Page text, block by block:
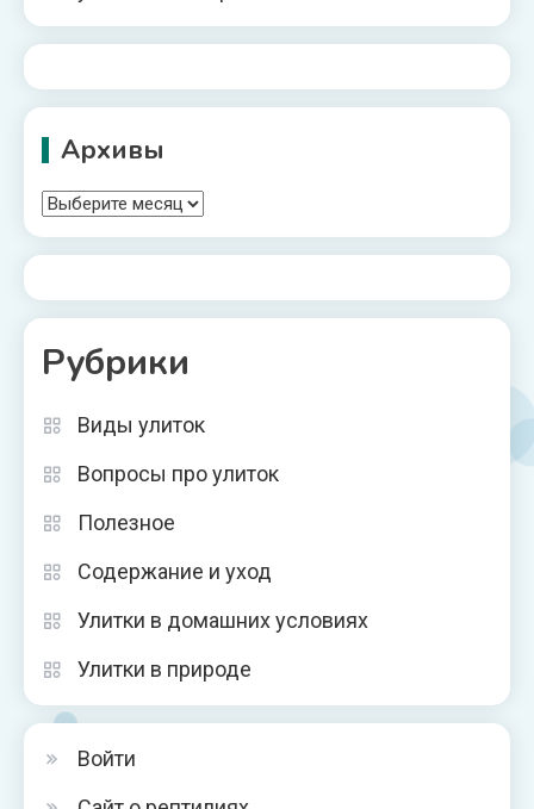
Архивы
Архивы
Рубрики
Виды улиток
Вопросы про улиток
Полезное
Содержание и уход
Улитки в домашних условиях
Улитки в природе
Войти